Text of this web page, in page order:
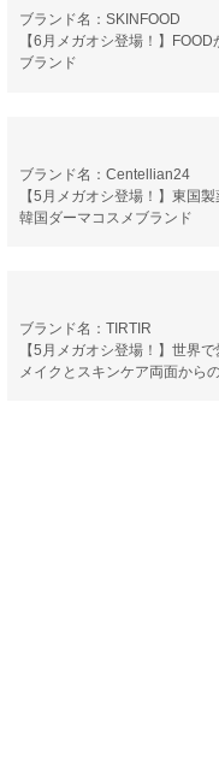
ブランド名：SKINFOOD
【6月メガオシ登場！】
ブランド
ブランド名：Centellian24
【5月メガオシ登場！】東国
韓国ダーマコスメブランド
ブランド名：TIRTIR
【5月メガオシ登場！】世界
メイクとスキンケア両面から